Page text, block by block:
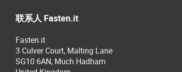
联系人 Fasten.it
Fasten.it
3 Culver Court, Malting Lane
SG10 6AN, Much Hadham